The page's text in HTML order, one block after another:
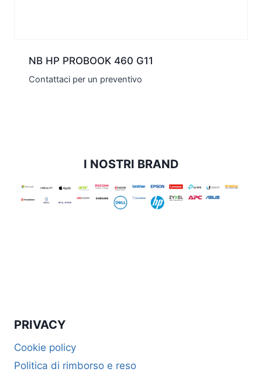
NB HP PROBOOK 460 G11
Contattaci per un preventivo
I NOSTRI BRAND
PRIVACY
Cookie policy
Politica di rimborso e reso